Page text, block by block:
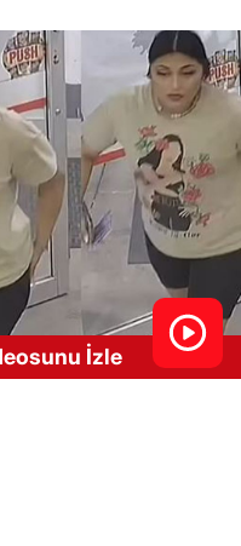
İzle